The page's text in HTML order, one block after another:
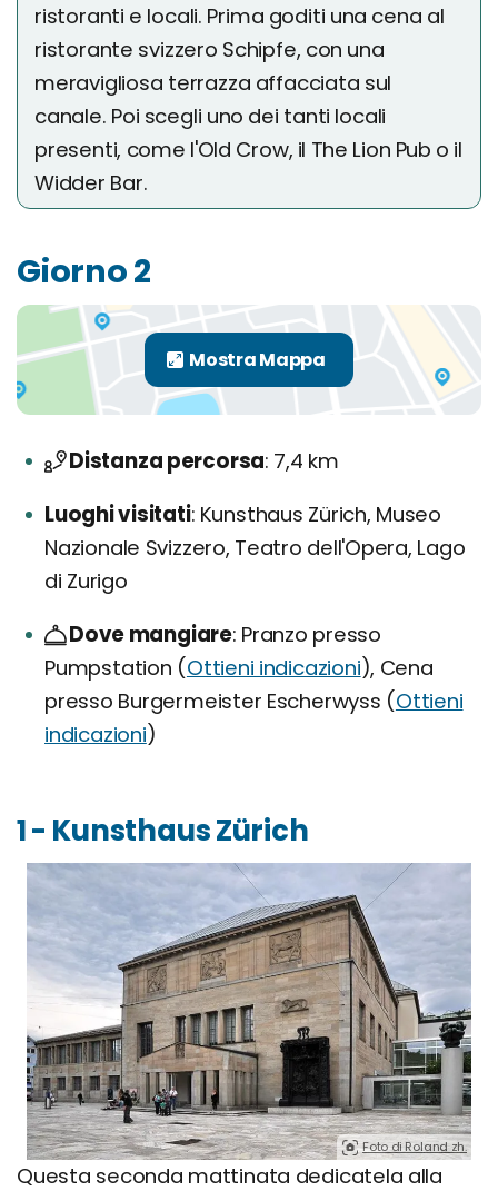
ristoranti e locali. Prima goditi una cena al
ristorante svizzero Schipfe, con una
meravigliosa terrazza affacciata sul
canale. Poi scegli uno dei tanti locali
presenti, come l'Old Crow, il The Lion Pub o il
Widder Bar.
Giorno 2
Distanza percorsa 7,4 km
Luoghi visitati Kunsthaus Zürich, Museo
Nazionale Svizzero, Teatro dell'Opera, Lago
di Zurigo
Dove mangiare Pranzo presso
Pumpstation (Ottieni indicazioni), Cena
presso Burgermeister Escherwyss (Ottieni
indicazioni)
1 - Kunsthaus Zürich
Foto di Roland zh.
Questa seconda mattinata dedicatela alla